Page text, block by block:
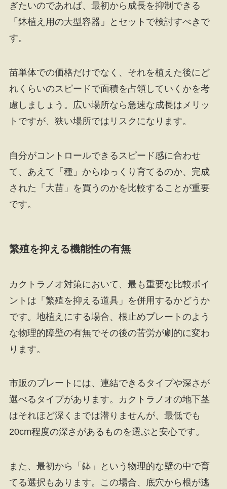
ぎたいのであれば、最初から成長を抑制できる
「鉢植え用の大型容器」とセットで検討すべきで
す。
苗単体での価格だけでなく、それを植えた後にど
れくらいのスピードで面積を占領していくかを考
慮しましょう。広い場所なら急速な成長はメリッ
トですが、狭い場所ではリスクになります。
自分がコントロールできるスピード感に合わせ
て、あえて「種」からゆっくり育てるのか、完成
された「大苗」を買うのかを比較することが重要
です。
繁殖を抑える機能性の有無
カクトラノオ対策において、最も重要な比較ポイ
ントは「繁殖を抑える道具」を併用するかどうか
です。地植えにする場合、根止めプレートのよう
な物理的障壁の有無でその後の苦労が劇的に変わ
ります。
市販のプレートには、連結できるタイプや深さが
選べるタイプがあります。カクトラノオの地下茎
はそれほど深くまでは潜りませんが、最低でも
20cm程度の深さがあるものを選ぶと安心です。
また、最初から「鉢」という物理的な壁の中で育
てる選択もあります。この場合、底穴から根が逃